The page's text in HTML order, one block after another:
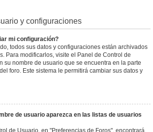
y configuraciones
mi configuración?
todos sus datos y configuraciones están archivados
Para modificarlos, visite el Panel de Control de
su nombre de usuario que se encuentra en la parte
foro. Este sistema le permitirá cambiar sus datos y
de usuario aparezca en las listas de usuarios
de Usuario, en "Preferencias de Foros", encontrará